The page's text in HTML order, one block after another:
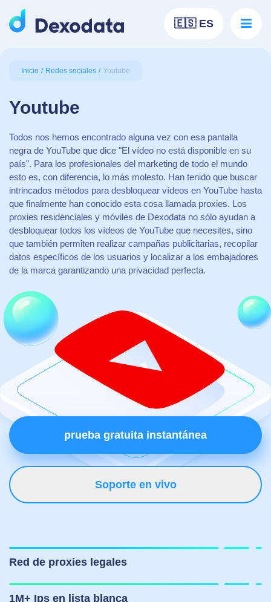
🇪🇸 ES
Inicio Redes sociales Youtube
Youtube
Todos nos hemos encontrado alguna vez con esa pantalla
negra de YouTube que dice "El vídeo no está disponible en su
país". Para los profesionales del marketing de todo el mundo
esto es, con diferencia, lo más molesto. Han tenido que buscar
intrincados métodos para desbloquear vídeos en YouTube hasta
que finalmente han conocido esta cosa llamada proxies. Los
proxies residenciales y móviles de Dexodata no sólo ayudan a
desbloquear todos los vídeos de YouTube que necesites, sino
que también permiten realizar campañas publicitarias, recopilar
datos específicos de los usuarios y localizar a los embajadores
de la marca garantizando una privacidad perfecta.
prueba gratuita instantánea
Soporte en vivo
Red de proxies legales
1M+ Ips en lista blanca